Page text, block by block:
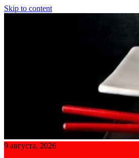
Skip to content
9 августа, 2026